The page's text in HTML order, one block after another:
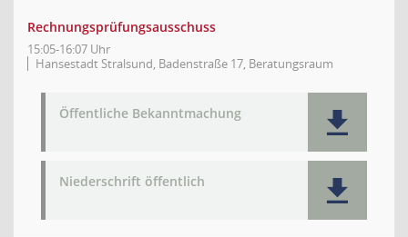
Rechnungsprüfungsausschuss
15:05-16:07 Uhr
Hansestadt Stralsund, Badenstraße 17, Beratungsraum
Öffentliche Bekanntmachung
Niederschrift öffentlich